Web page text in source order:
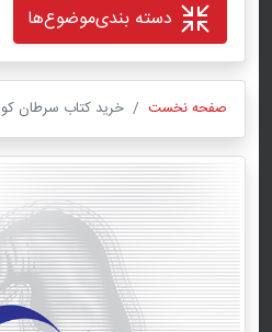
دسته بندیموضوع‌ها
صفحه نخست خرید کتاب سرطان